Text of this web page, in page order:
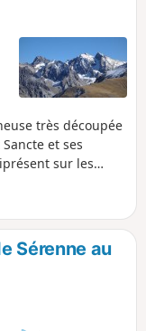
très découpée
et ses
sur les
Sérenne au